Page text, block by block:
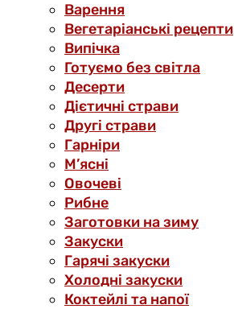
Варення
Вегетаріанські рецепти
Випічка
Готуємо без світла
Десерти
Дієтичні страви
Другі страви
Гарніри
М’ясні
Овочеві
Рибне
Заготовки на зиму
Закуски
Гарячі закуски
Холодні закуски
Коктейлі та напої